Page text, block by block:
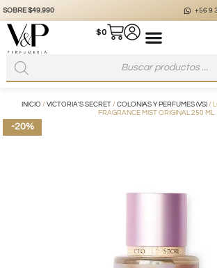
@vyp_store.chile
$0
INICIO / VICTORIA'S SECRET / COLONIAS Y PERFUMES (VS) /
FRAGRANCE MIST ORIGINAL 250 ML
-20%